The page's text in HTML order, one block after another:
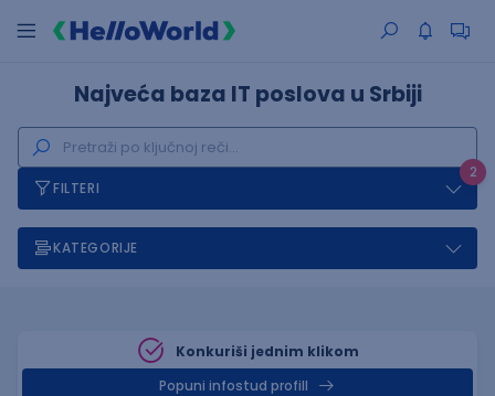
Najveća baza IT poslova u Srbiji
2
FILTERI
KATEGORIJE
Konkuriši jednim klikom
Popuni infostud profill